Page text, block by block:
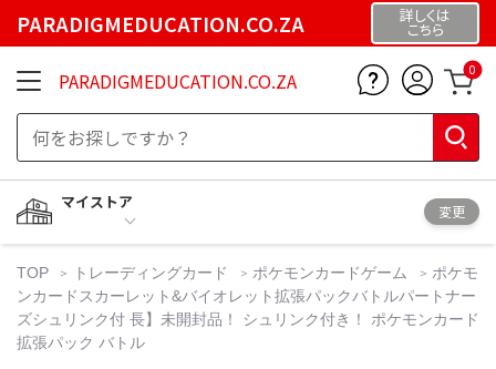
PARADIGMEDUCATION.CO.ZA 詳しくは
こちら
PARADIGMEDUCATION.CO.ZA 0
マイストア
変更
TOP トレーディングカード ポケモンカードゲーム
ポケモ
ンカードスカーレット&バイオレット拡張パックバトルパートナー
ズシュリンク付 長】未開封品！ シュリンク付き！ ポケモンカード
拡張パック バトル